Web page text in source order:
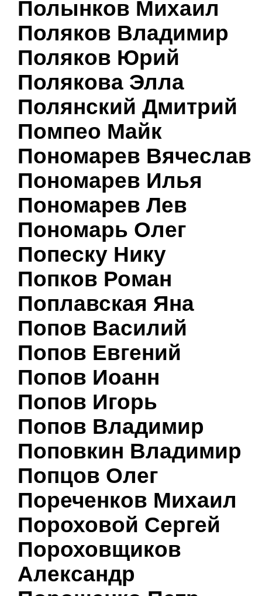
Полынков Михаил
Поляков Владимир
Поляков Юрий
Полякова Элла
Полянский Дмитрий
Помпео Майк
Пономарев Вячеслав
Пономарев Илья
Пономарев Лев
Пономарь Олег
Попеску Нику
Попков Роман
Поплавская Яна
Попов Василий
Попов Евгений
Попов Иоанн
Попов Игорь
Попов Владимир
Поповкин Владимир
Попцов Олег
Пореченков Михаил
Пороховой Сергей
Пороховщиков
Александр